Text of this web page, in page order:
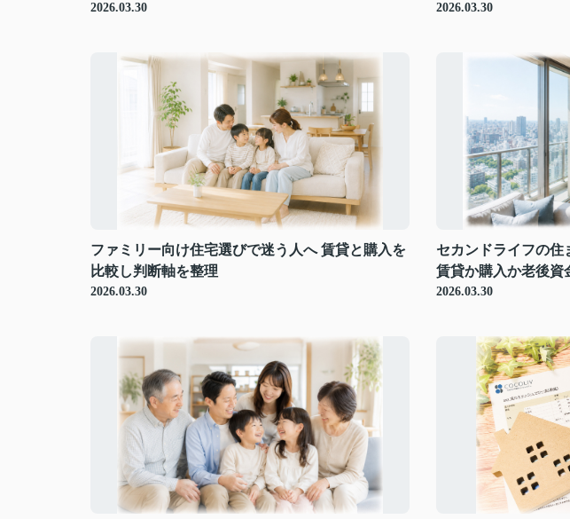
2026.03.30 2026.03.30
ファミリー向け住宅選びで迷う人へ 賃貸と購入を
比較し判断軸を整理
2026.03.30
セカンドライフの住
賃貸か購入か老後資
2026.03.30